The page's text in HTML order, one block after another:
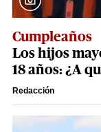
Cumpleaños
Los hijos
18 años: ¿A
Redacción